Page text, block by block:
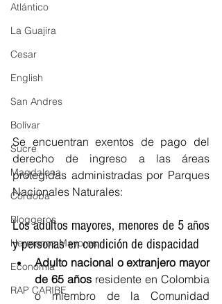
Atlántico
La Guajira
Cesar
English
San Andres
Bolívar
Sucre
Magdalena
Córdoba
Bloggeros
Hermanos Mayores
Economía
RAP CARIBE
Se encuentran exentos de pago del
derecho de ingreso a las áreas
protegidas administradas por Parques
Nacionales Naturales:
Los adultos mayores, menores de 5 años
y personas en condición de dispacidad
Adulto nacional o extranjero mayor
de 65 años residente en Colombia
o miembro de la Comunidad